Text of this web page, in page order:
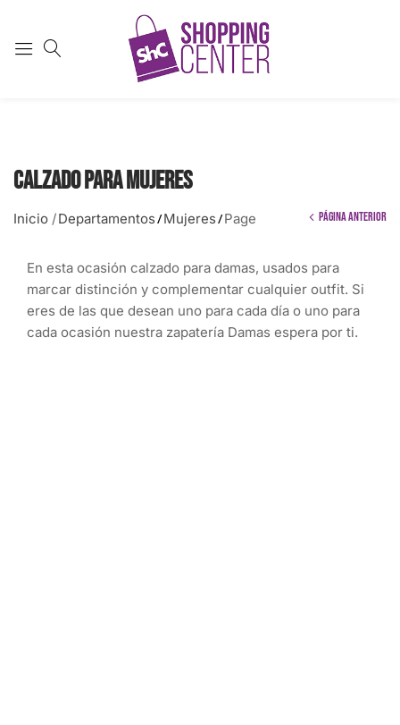
Calzado para Mujeres
Inicio /Departamentos/Mujeres/Page Página anterior
En esta ocasión calzado para damas, usados para
marcar distinción y complementar cualquier outfit. Si
eres de las que desean uno para cada día o uno para
cada ocasión nuestra zapatería Damas espera por ti.